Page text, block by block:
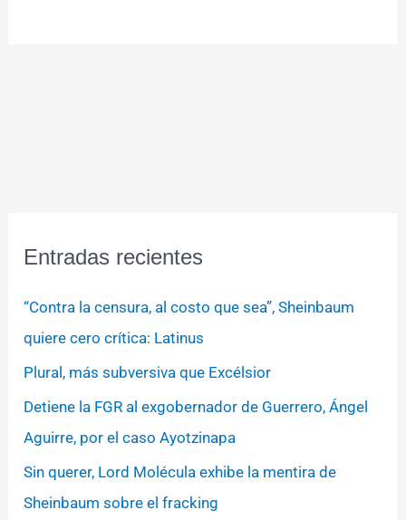
Entradas recientes
“Contra la censura, al costo que sea”, Sheinbaum
quiere cero crítica: Latinus
Plural, más subversiva que Excélsior
Detiene la FGR al exgobernador de Guerrero, Ángel
Aguirre, por el caso Ayotzinapa
Sin querer, Lord Molécula exhibe la mentira de
Sheinbaum sobre el fracking